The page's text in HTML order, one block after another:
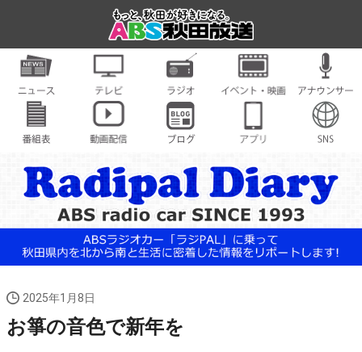
2025年1月8日
お箏の音色で新年を